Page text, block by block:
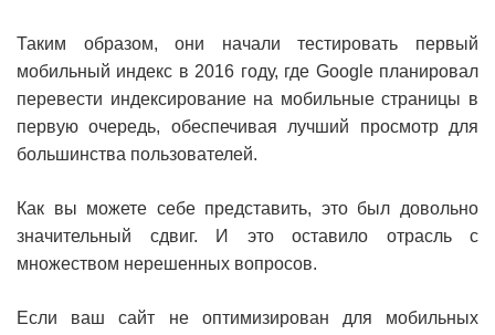
Таким образом, они начали тестировать первый
мобильный индекс в 2016 году, где Google планировал
перевести индексирование на мобильные страницы в
первую очередь, обеспечивая лучший просмотр для
большинства пользователей.
Как вы можете себе представить, это был довольно
значительный сдвиг. И это оставило отрасль с
множеством нерешенных вопросов.
Если ваш сайт не оптимизирован для мобильных